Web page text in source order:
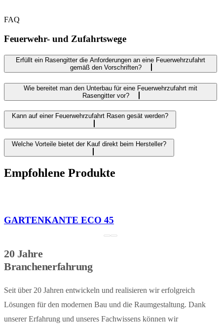
FAQ
Feuerwehr- und Zufahrtswege
Erfüllt ein Rasengitter die Anforderungen an eine Feuerwehrzufahrt
gemäß den Vorschriften?
Wie bereitet man den Unterbau für eine Feuerwehrzufahrt mit
Rasengitter vor?
Welche Vorteile bietet der Kauf direkt beim Hersteller?
Empfohlene Produkte
GARTENKANTE ECO 45
20 Jahre
Branchenerfahrung
Seit über 20 Jahren entwickeln und realisieren wir erfolgreich
Lösungen für den modernen Bau und die Raumgestaltung. Dank
unserer Erfahrung und unseres Fachwissens können wir